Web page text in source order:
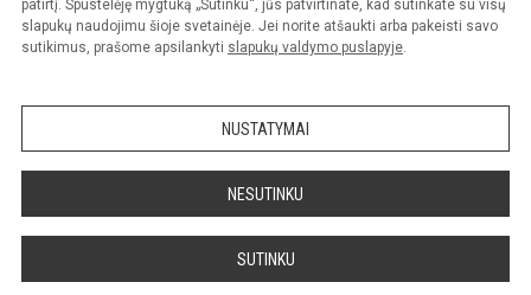
patirtį. Spustelėję mygtuką „Sutinku“, jūs patvirtinate, kad sutinkate su visų
slapukų naudojimu šioje svetainėje. Jei norite atšaukti arba pakeisti savo
sutikimus, prašome apsilankyti slapukų valdymo puslapyje.
NUSTATYMAI
NESUTINKU
SUTINKU
Prieinamumo paraiška Slapukų valdymas
Sumanus būdas atnaujinti